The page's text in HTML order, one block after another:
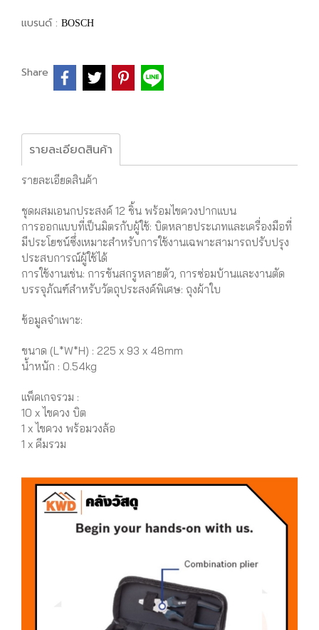
แบรนด์ : BOSCH
Share
รายละเอียดสินค้า
รายละเอียดสินค้า
ชุดผสมเอนกประสงค์ 12 ชิ้น พร้อมไขควงปากแบน
การออกแบบที่เป็นมิตรกับผู้ใช้: บิตหลายประเภทและเครื่องมือที่
มีประโยชน์ซึ่งเหมาะสำหรับการใช้งานเฉพาะสามารถปรับปรุง
ประสบการณ์ผู้ใช้ได้
การใช้งานเช่น: การขันสกรูหลายตัว, การซ่อมบ้านและงานตัด
บรรจุภัณฑ์สำหรับวัตถุประสงค์พิเศษ: ถุงผ้าใบ
ข้อมูลจำเพาะ:
ขนาด (L*W*H) : 225 x 93 x 48mm
น้ำหนัก : 0.54kg
แพ็คเกจรวม :
10 x ไขควง บิต
1 x ไขควง พร้อมวงล้อ
1 x คีมรวม